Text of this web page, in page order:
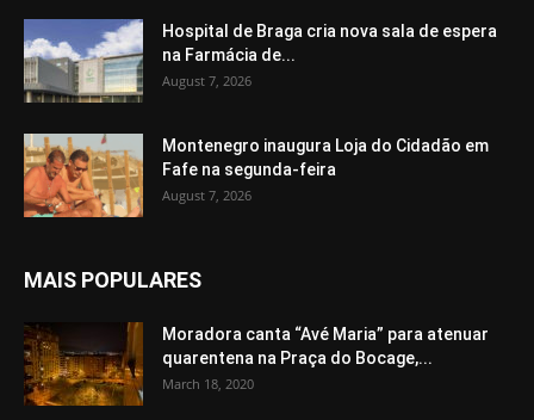
Hospital de Braga cria nova sala de espera
na Farmácia de...
August 7, 2026
Montenegro inaugura Loja do Cidadão em
Fafe na segunda-feira
August 7, 2026
MAIS POPULARES
Moradora canta “Avé Maria” para atenuar
quarentena na Praça do Bocage,...
March 18, 2020